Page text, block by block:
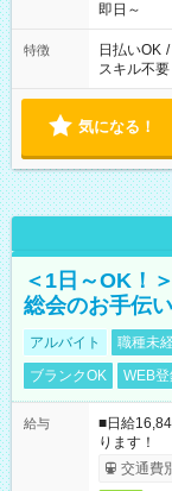
即日～
特徴 日払いOK /
スキル不要
気になる！
＜1日～OK！
総会のお手伝い
アルバイト 職種未
ブランクOK
WEB
給与
■日給
ります！
交通費